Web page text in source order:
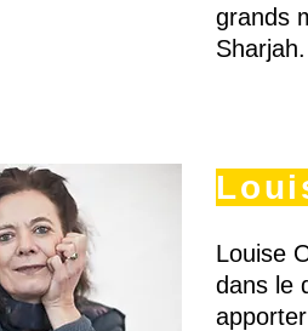
grands
Sharjah.
Louise
dans le